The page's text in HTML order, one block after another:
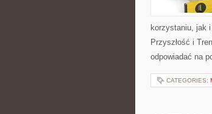
korzystaniu, jak
Przyszłość i
odpowiadać na
CATEGORIES: